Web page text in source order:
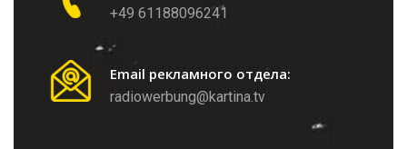
+49 61188096241
Email рекламного отдела:
radiowerbung@kartina.tv